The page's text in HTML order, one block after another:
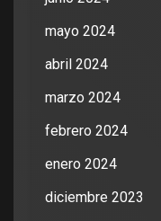
mayo 2024
abril 2024
marzo 2024
febrero 2024
enero 2024
diciembre 2023